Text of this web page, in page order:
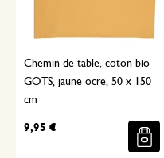
Chemin de table, coton bio
GOTS, jaune ocre, 50 x 150
cm
9,95 €